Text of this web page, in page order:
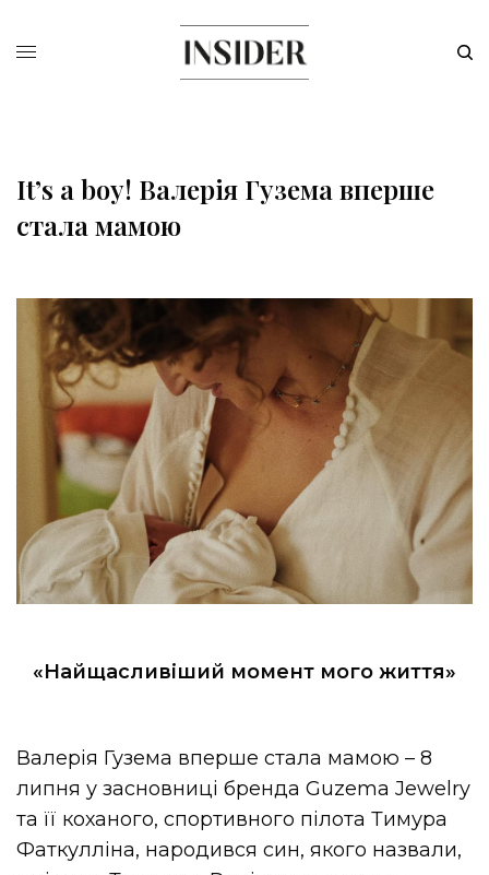
It’s a boy! Валерія Гузема вперше
стала мамою
«Найщасливіший момент мого життя»
Валерія Гузема вперше стала мамою – 8
липня у засновниці бренда Guzema Jewelry
та її коханого, спортивного пілота Тимура
Фаткулліна, народився син, якого назвали,